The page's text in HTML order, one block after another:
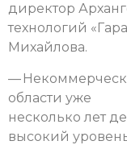
директор
технологий
Михайлова.
—
области уже
несколько лет
высокий